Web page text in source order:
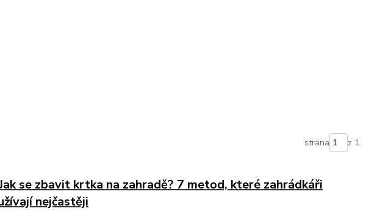
strana z 1
se zbavit krtka na zahradě? 7 metod, které zahrádkáři
nejčastěji